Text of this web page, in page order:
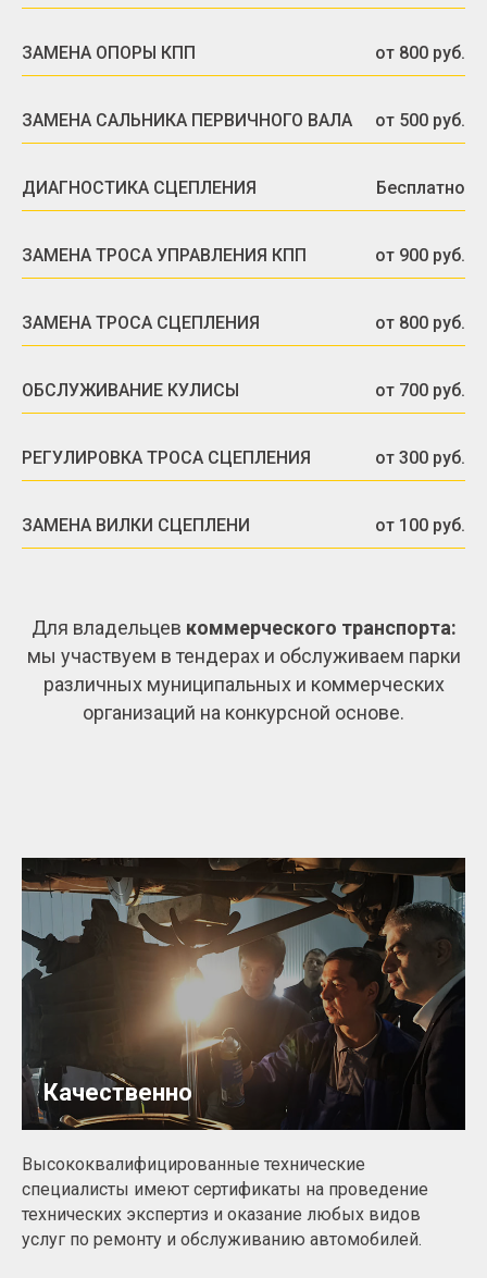
ЗАМЕНА ОПОРЫ КПП от 800 руб.
ЗАМЕНА САЛЬНИКА ПЕРВИЧНОГО ВАЛА от 500 руб.
ДИАГНОСТИКА СЦЕПЛЕНИЯ Бесплатно
ЗАМЕНА ТРОСА УПРАВЛЕНИЯ КПП от 900 руб.
ЗАМЕНА ТРОСА СЦЕПЛЕНИЯ от 800 руб.
ОБСЛУЖИВАНИЕ КУЛИСЫ от 700 руб.
РЕГУЛИРОВКА ТРОСА СЦЕПЛЕНИЯ от 300 руб.
ЗАМЕНА ВИЛКИ СЦЕПЛЕНИ от 100 руб.
Для владельцев коммерческого транспорта:
мы участвуем в тендерах и обслуживаем парки
различных муниципальных и коммерческих
организаций на конкурсной основе.
Качественно
Высококвалифицированные технические
специалисты имеют сертификаты на проведение
технических экспертиз и оказание любых видов
услуг по ремонту и обслуживанию автомобилей.